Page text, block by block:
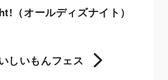
（オールディズナイト）
しいもんフェス